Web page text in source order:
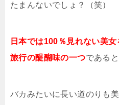
たまんないでしょ？（笑）
日本では100％見れない美女
旅行の醍醐味の一つである
バカみたいに長い道のりも